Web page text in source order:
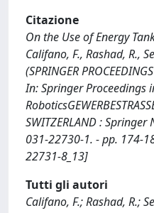
Citazione
On the Use of Energy
Califano, F., Rashad, R.,
(SPRINGER
In: Springer Proceedings
SWITZERLAND :
031-22730-1. - pp. 174-
22731-8_13]
Tutti gli autori
Califano, F.; Rashad, R.;